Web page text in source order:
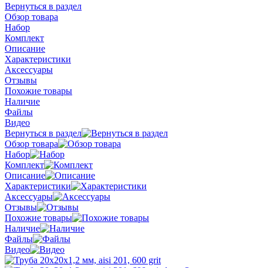
Вернуться в раздел
Обзор товара
Набор
Комплект
Описание
Характеристики
Аксессуары
Отзывы
Похожие товары
Наличие
Файлы
Видео
Вернуться в раздел
Обзор товара
Набор
Комплект
Описание
Характеристики
Аксессуары
Отзывы
Похожие товары
Наличие
Файлы
Видео